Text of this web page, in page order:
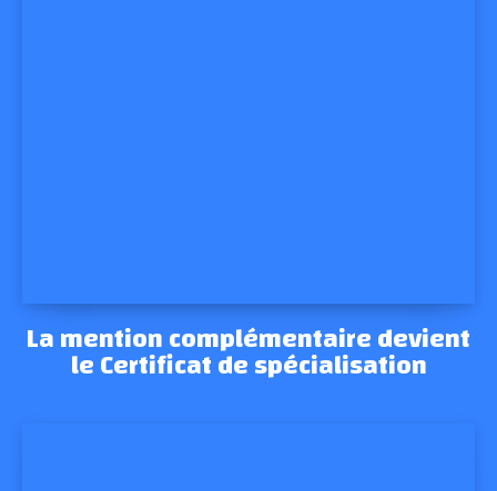
La mention complémentaire devient
le Certificat de spécialisation